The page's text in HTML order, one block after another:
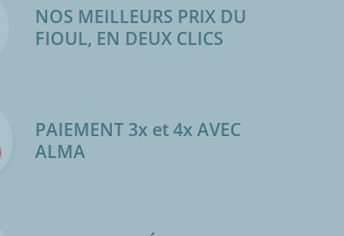
NOS MEILLEURS PRIX DU
FIOUL, EN DEUX CLICS
PAIEMENT 3x et 4x AVEC
ALMA